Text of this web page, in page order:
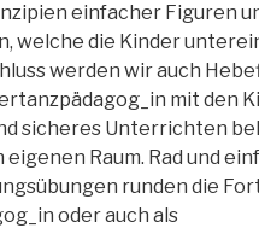
einfacher Figuren
welche die Kinder
werden wir auch
mit den
sicheres Unterrichten
Raum. Rad und
runden die
oder auch als